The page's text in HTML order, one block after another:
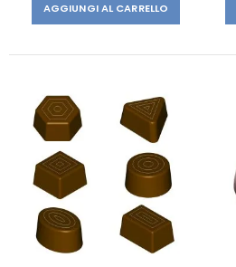
AGGIUNGI AL CARRELLO